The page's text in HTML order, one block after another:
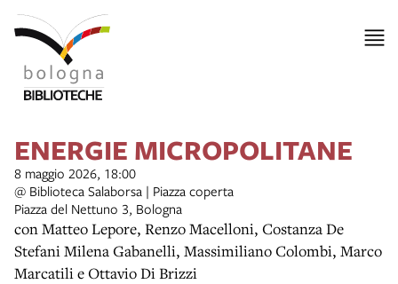
ENERGIE MICROPOLITANE
8 maggio 2026, 18:00
@ Biblioteca Salaborsa | Piazza coperta
Piazza del Nettuno 3, Bologna
con Matteo Lepore, Renzo Macelloni, Costanza De
Stefani Milena Gabanelli, Massimiliano Colombi, Marco
Marcatili e Ottavio Di Brizzi